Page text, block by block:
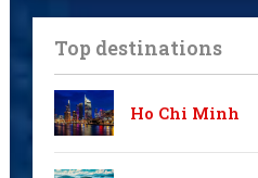
Top destinations
Ho Chi Minh